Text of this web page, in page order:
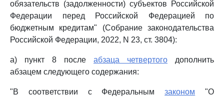
обязательств (задолженности) субъектов Российской
Федерации перед Российской Федерацией по
бюджетным кредитам" (Собрание законодательства
Российской Федерации, 2022, N 23, ст. 3804):
а) пункт 8 после абзаца четвертого дополнить
абзацем следующего содержания:
"В соответствии с Федеральнымзаконом "О